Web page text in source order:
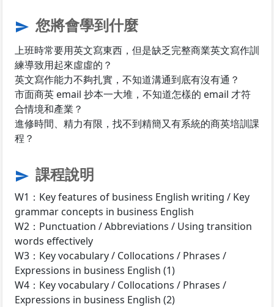
send 您將會學到什麼
上班時常要用英文寫東西，但是缺乏完整商業英文寫作訓
練導致用起來虛虛的？
英文寫作能力不夠扎實，不知道溝通到底有沒有通？
市面商英 email 抄本一大堆，不知道怎樣的 email 才符
合情境和產業？
進修時間、精力有限，找不到精簡又有系統的商英培訓課
程？
send 課程說明
W1：Key features of business English writing / Key
grammar concepts in business English
W2：Punctuation / Abbreviations / Using transition
words effectively
W3：Key vocabulary / Collocations / Phrases /
Expressions in business English (1)
W4：Key vocabulary / Collocations / Phrases /
Expressions in business English (2)